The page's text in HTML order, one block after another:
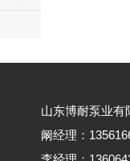
山东博耐泵业有
阚经理：